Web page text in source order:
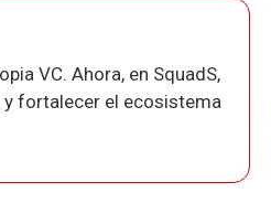
VC. Ahora, en SquadS,
fortalecer el ecosistema